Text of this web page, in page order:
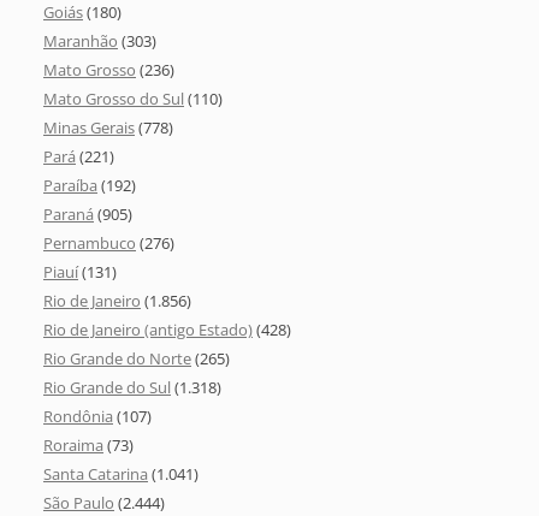
Goiás(180)
Maranhão (303)
Mato Grosso (236)
Mato Grosso do Sul(110)
Minas Gerais(778)
Pará (221)
Paraíba (192)
Paraná (905)
Pernambuco (276)
Piauí(131)
Rio de Janeiro (1.856)
Rio de Janeiro (antigo Estado)(428)
Rio Grande do Norte(265)
Rio Grande do Sul(1.318)
Rondônia (107)
Roraima (73)
Santa Catarina (1.041)
São Paulo (2.444)